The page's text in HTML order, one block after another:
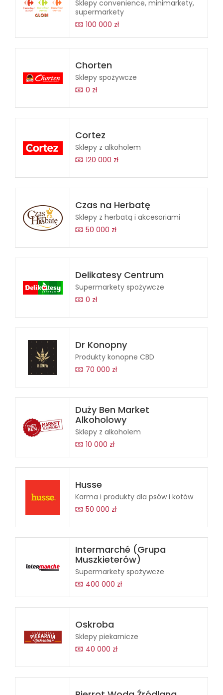
Sklepy convenience, minimarkety,
supermarkety
100 000 zł
Chorten
Sklepy spożywcze
0 zł
Cortez
Sklepy z alkoholem
120 000 zł
Czas na Herbatę
Sklepy z herbatą i akcesoriami
50 000 zł
Delikatesy Centrum
Supermarkety spożywcze
0 zł
Dr Konopny
Produkty konopne CBD
70 000 zł
Duży Ben Market
Alkoholowy
Sklepy z alkoholem
10 000 zł
Husse
Karma i produkty dla psów i kotów
50 000 zł
Intermarché (Grupa
Muszkieterów)
Supermarkety spożywcze
400 000 zł
Oskroba
Sklepy piekarnicze
40 000 zł